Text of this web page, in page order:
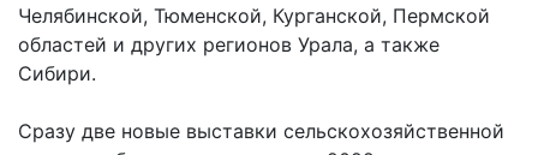
Челябинской, Тюменской, Курганской, Пермской
областей и других регионов Урала, а также
Сибири.
Сразу две новые выставки сельскохозяйственной